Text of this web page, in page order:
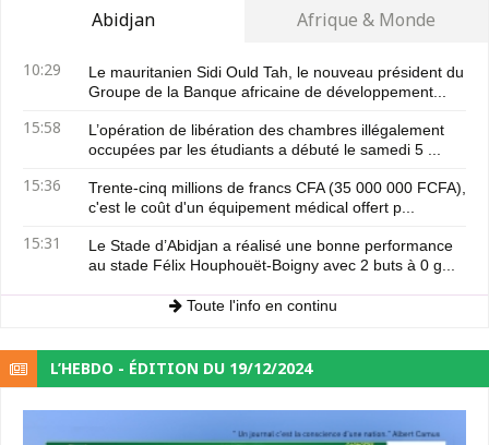
Abidjan Afrique & Monde
10:29
Le mauritanien Sidi Ould Tah, le nouveau président du
Groupe de la Banque africaine de développement...
15:58
L’opération de libération des chambres illégalement
occupées par les étudiants a débuté le samedi 5 ...
15:36
Trente-cinq millions de francs CFA (35 000 000 FCFA),
c'est le coût d'un équipement médical offert p...
15:31
Le Stade d’Abidjan a réalisé une bonne performance
au stade Félix Houphouët-Boigny avec 2 buts à 0 g...
Toute l'info en continu
L’HEBDO - ÉDITION DU 19/12/2024